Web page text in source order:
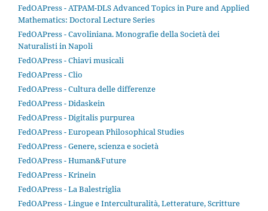
FedOAPress - ATPAM-DLS Advanced Topics in Pure and Applied
Mathematics: Doctoral Lecture Series
FedOAPress - Cavoliniana. Monografie della Società dei
Naturalisti in Napoli
FedOAPress - Chiavi musicali
FedOAPress - Clio
FedOAPress - Cultura delle differenze
FedOAPress - Didaskein
FedOAPress - Digitalis purpurea
FedOAPress - European Philosophical Studies
FedOAPress - Genere, scienza e società
FedOAPress - Human&Future
FedOAPress - Krinein
FedOAPress - La Balestriglia
FedOAPress - Lingue e Interculturalità, Letterature, Scritture